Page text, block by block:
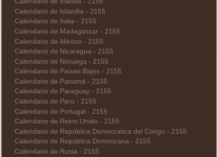
Calendario de Islandia - 2155
Calendario de Italia - 2155
Calendario de Madagascar - 2155
Calendario de México - 2155
Calendario de Nicaragua - 2155
Calendario de Noruega - 2155
Calendario de Países Bajos - 2155
Calendario de Panamá - 2155
Calendario de Paraguay - 2155
Calendario de Perú - 2155
Calendario de Portugal - 2155
Calendario de Reino Unido - 2155
Calendario de República Democratica del Congo - 2155
Calendario de República Dominicana - 2155
Calendario de Rusia - 2155